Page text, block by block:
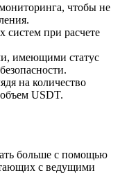
чтобы не
при расчете
имеющими статус
на количество
USDT.
больше с помощью
с ведущими